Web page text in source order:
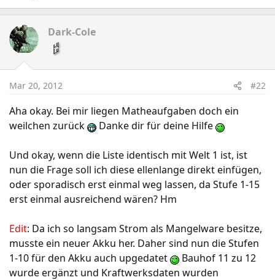
Dark-Cole
Mar 20, 2012 #22
Aha okay. Bei mir liegen Matheaufgaben doch ein
weilchen zurück
Danke dir für deine Hilfe
Und okay, wenn die Liste identisch mit Welt 1 ist, ist
nun die Frage soll ich diese ellenlange direkt einfügen,
oder sporadisch erst einmal weg lassen, da Stufe 1-15
erst einmal ausreichend wären? Hm
Edit: Da ich so langsam Strom als Mangelware besitze,
musste ein neuer Akku her. Daher sind nun die Stufen
1-10 für den Akku auch upgedatet
Bauhof 11 zu 12
wurde ergänzt und Kraftwerksdaten wurden